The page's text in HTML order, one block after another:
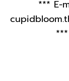
*** E-
***